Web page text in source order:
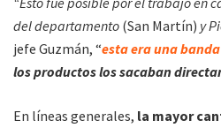
del departamento (San Martín) y
jefe Guzmán, “esta era una
los productos los sacaban
En líneas generales, la mayor